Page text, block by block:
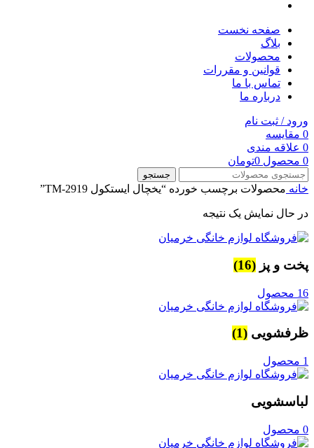
صفحه نخست
بلاگ
محصولات
قوانین و مقررات
تماس با ما
درباره ما
ورود / ثبت نام
0 مقایسه
0 علاقه مندی
0 محصول 0تومان
جستجو
خانه محصولات برچسب خورده “یخچال ایستکول TM-2919”
در حال نمایش یک نتیجه
پخت و پز (16)
16 محصول
ظرفشویی (1)
1 محصول
لباسشویی
0 محصول